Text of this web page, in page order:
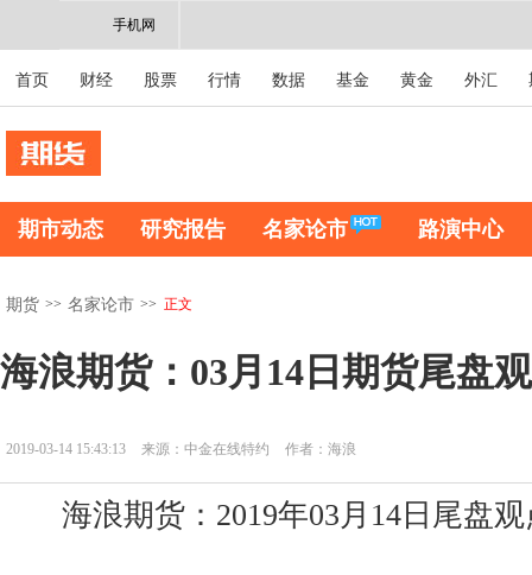
手机网
首页 财经 股票 行情 数据 基金 黄金 外汇
期市动态 研究报告 名家论市 路演中心
期货 >> 名家论市 >> 正文
海浪期货：03月14日期货尾盘
2019-03-14 15:43:13 来源：中金在线特约 作者：海浪
海浪期货：2019年03月14日尾盘观